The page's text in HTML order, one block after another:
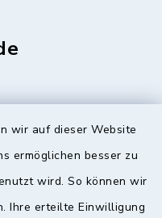
wir auf dieser Website
ermöglichen besser zu
wird. So können wir
Ihre erteilte Einwilligung